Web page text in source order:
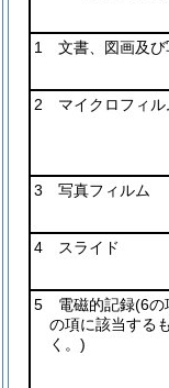
1 文書、図画及び
2 マイクロフィル
3 写真フィルム
4 スライド
5 電磁的記録(6の
の項に該当する
く。)